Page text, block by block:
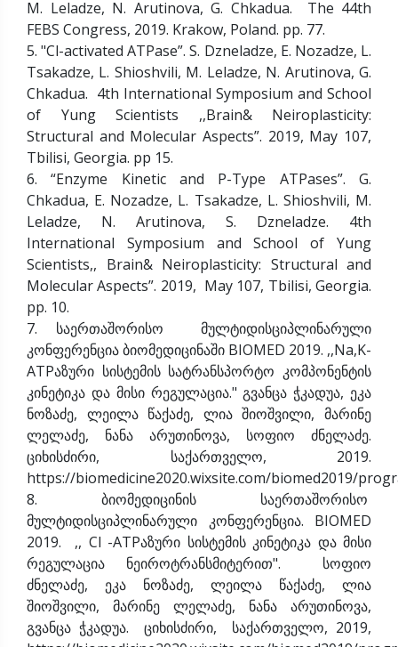
M. Leladze, N. Arutinova, G. Chkadua. The 44th
FEBS Congress, 2019. Krakow, Poland. pp. 77.
5. "Cl-activated ATPase”. S. Dzneladze, E. Nozadze, L.
Tsakadze, L. Shioshvili, M. Leladze, N. Arutinova, G.
Chkadua. 4th International Symposium and School
of Yung Scientists ,,Brain& Neiroplasticity:
Structural and Molecular Aspects”. 2019, May 107,
Tbilisi, Georgia. pp 15.
6. “Enzyme Kinetic and P-Type ATPases”. G.
Chkadua, E. Nozadze, L. Tsakadze, L. Shioshvili, M.
Leladze, N. Arutinova, S. Dzneladze. 4th
International Symposium and School of Yung
Scientists,, Brain& Neiroplasticity: Structural and
Molecular Aspects”. 2019, May 107, Tbilisi, Georgia.
pp. 10.
7. საერთაშორისო მულტიდისციპლინარული
კონფერენცია ბიომედიცინაში BIOMED 2019. ,,Na,K-
ATPაზური სისტემის სატრანსპორტო კომპონენტის
კინეტიკა და მისი რეგულაცია." გვანცა ჭკადუა, ეკა
ნოზაძე, ლეილა წაქაძე, ლია შიოშვილი, მარინე
ლელაძე, ნანა არუთინოვა, სოფიო ძნელაძე.
ციხისძირი, საქართველო, 2019.
https://biomedicine2020.wixsite.com/biomed2019/
8. ბიომედიცინის საერთაშორისო
მულტიდისციპლინარული კონფერენცია. BIOMED
2019. ,, Cl -ATPაზური სისტემის კინეტიკა და მისი
რეგულაცია ნეიროტრანსმიტერით". სოფიო
ძნელაძე, ეკა ნოზაძე, ლეილა წაქაძე, ლია
შიოშვილი, მარინე ლელაძე, ნანა არუთინოვა,
გვანცა ჭკადუა. ციხისძირი, საქართველო, 2019,